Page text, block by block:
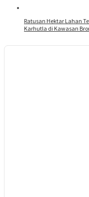
Ratusan Hektar Lahan
Karhutla di Kawasan